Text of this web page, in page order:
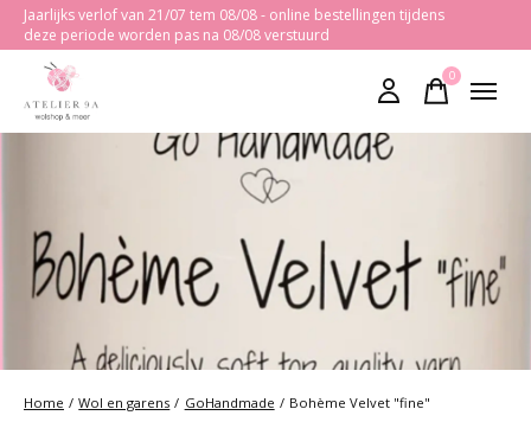
Jaarlijks verlof van 21/07 tem 08/08 - online bestellingen tijdens
deze periode worden pas na 08/08 verstuurd
0items
Home / Wol en garens / GoHandmade / Bohème Velvet "fine"